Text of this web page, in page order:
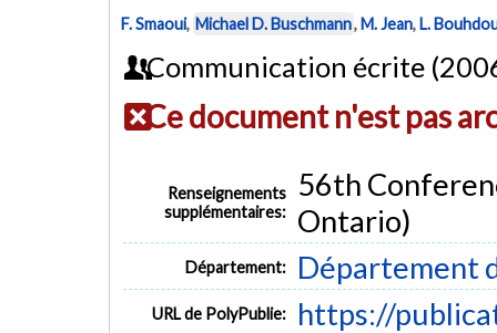
F. Smaoui, Michael D. Buschmann,M. Jean,L.
Communication écrite
Ce document n'est pas
Renseignements
supplémentaires:
56th
Ontario)
Département: Département
URL de PolyPublie: https://